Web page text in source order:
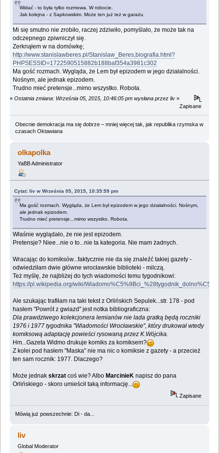
Widać - to była tylko rozmowa. W robocie.
Jak kolejna - z Sapkowskim. Może ten już też w garażu.
Mi się smutno nie zrobiło, raczej zdziwiło, pomyślało, że może tak na
odczepnego zpiwniczył się.
Zerknąłem w na domówkę;
http://www.stanislawberes.pl/Stanislaw_Beres,biografia.html?
PHPSESSID=1722590515882b188baf354a3981c302
Ma gość rozmach. Wygląda, że Lem był epizodem w jego działalności.
Nośnym, ale jednak epizodem.
Trudno mieć pretensje...mimo wszystko. Robota.
« Ostatnia zmiana: Września 05, 2015, 10:46:05 pm wysłana przez liv »
Zapisane
Obecnie demokracja ma się dobrze – mniej więcej tak, jak republika rzymska w
czasach Oktawiana
olkapolka
YaBB Administrator
Cytat: liv w Września 05, 2015, 10:35:59 pm
Ma gość rozmach. Wygląda, że Lem był epizodem w jego działalności. Nośnym,
ale jednak epizodem.
Trudno mieć pretensje...mimo wszystko. Robota.
Właśnie wyglądało, że nie jest epizodem.
Pretensje? Niee...nie o to...nie ta kategoria. Nie mam żadnych.
Wracając do komiksów...faktycznie nie da się znaleźć takiej gazety -
odwiedziłam dwie główne wrocławskie biblioteki - milczą.
Też myślę, że najbliżej do tych wiadomości temu tygodnikowi:
https://pl.wikipedia.org/wiki/
Ale szukając trafiłam na taki tekst z Orlińskich Sepulek...str. 178 - pod
hasłem "Powrót z gwiazd" jest notka bibliograficzna:
Dla prawdziwego kolekcjonera lemianów nie lada gratką będą roczniki
1976 i 1977 tygodnika "Wiadomości Wrocławskie", który drukował wtedy
komiksową adaptację powieści rysowaną przez K.Wójcika.
Hm...Gazeta Widmo drukuje komiks za komiksem?
Z kolei pod hasłem "Maska" nie ma nic o komiksie z gazety - a przecież
ten sam rocznik: 1977. Dlaczego?
Może jednakskrzat coś wie? AlboMarcinieK napisz do pana
Orlińskiego - skoro umieścił taką informację...
Zapisane
Mówią już powszechnie: Di - da...
liv
Global Moderator